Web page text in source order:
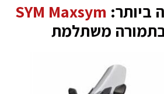
ביותר: SYM Maxsym
בתמורה משתלמת